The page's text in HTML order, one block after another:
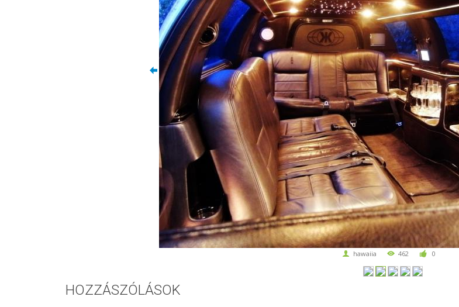
hawaiia 462 0
HOZZÁSZÓLÁSOK